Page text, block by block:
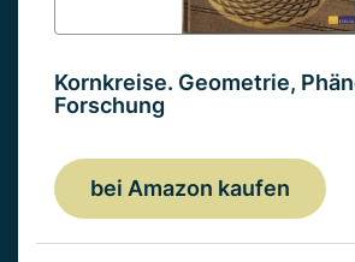
Kornkreise. Geometrie,
Forschung
bei Amazon kaufen